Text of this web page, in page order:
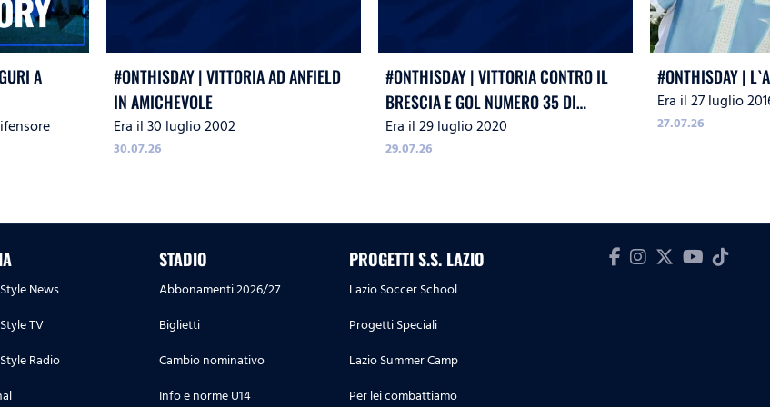
A
#ONTHISDAY | VITTORIA AD ANFIELD
IN AMICHEVOLE
Era il 30 luglio 2002
30.07.26
#ONTHISDAY | VITTORIA CONTRO IL
BRESCIA E GOL NUMERO 35 DI
IMMOBILE
Era il 29 luglio 2020
29.07.26
#ONTHISDAY |
Era il 27 luglio
27.07.26
News
TV
Radio
STADIO
Abbonamenti 2026/27
Biglietti
Cambio nominativo
Info e norme U14
PROGETTI S.S. LAZIO
Lazio Soccer School
Progetti Speciali
Lazio Summer Camp
Per lei combattiamo